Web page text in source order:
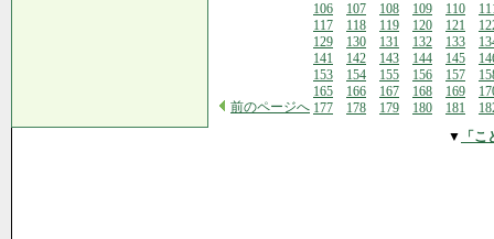
前のページへ
106
107 108 109 110
117
118 119 120 121
129
130 131 132 133
141
142 143 144 145
153
154 155 156 157
165
166 167 168 169
177
178 179 180 181
▼
「